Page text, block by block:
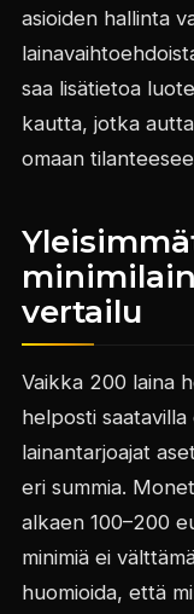
asioiden hallinta
saa lisätietoa
kautta, jotka
omaan
vertailu
Vaikka 200 laina
helposti
lainantarjoajat
eri summia.
alkaen 100–200
minimiä ei
huomioida, että